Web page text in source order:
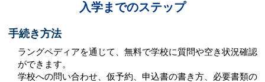
入学までのステップ
手続き方法
ラングペディアを通じて、無料で学校に質問や空き状況確認
ができます。
学校への問い合わせ、仮予約、申込書の書き方、必要書類の